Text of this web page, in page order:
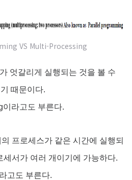
VS Multi-Processing
엇갈리게 실행되는 것을 볼 수
때문이다.
라고도 부른다.
프로세스가 같은 시간에 실행되
세서가 여러 개이기에 가능하다.
고도 부른다.